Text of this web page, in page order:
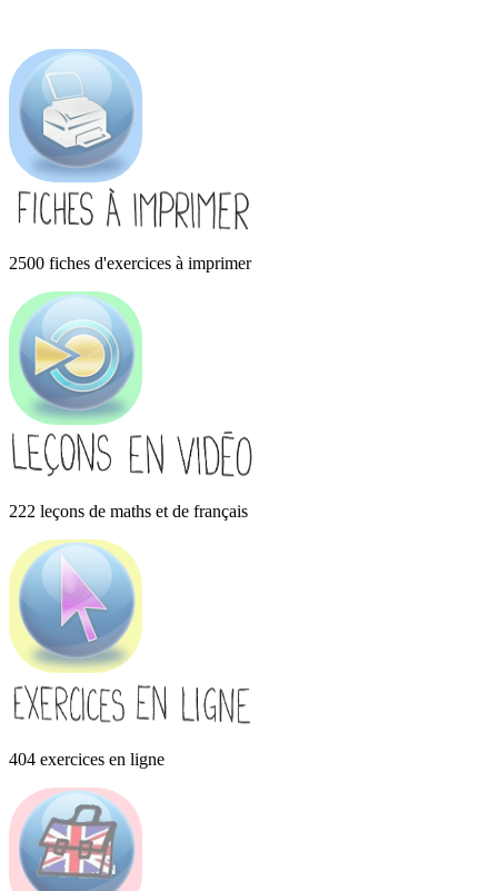
2500 fiches d'exercices à imprimer
222 leçons de maths et de français
404 exercices en ligne